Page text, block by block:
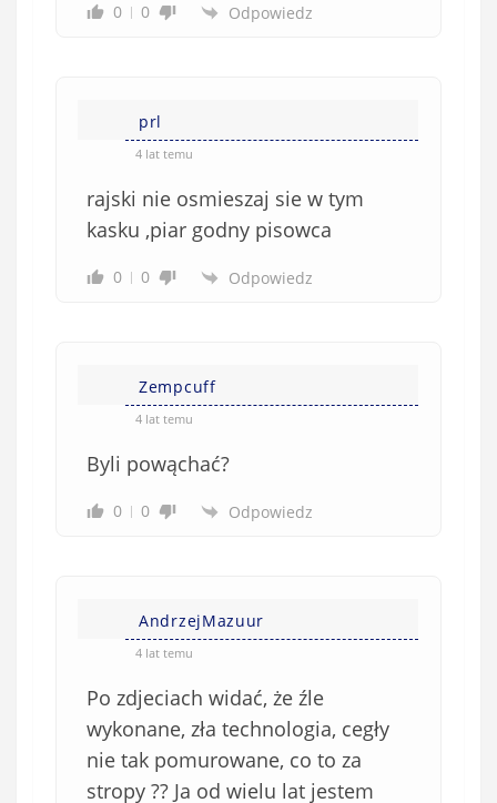
0 0 Odpowiedz
prl
4 lat temu
rajski nie osmieszaj sie w tym
kasku ,piar godny pisowca
0 0 Odpowiedz
Zempcuff
4 lat temu
Byli powąchać?
0 0 Odpowiedz
AndrzejMazuur
4 lat temu
Po zdjeciach widać, że źle
wykonane, zła technologia, cegły
nie tak pomurowane, co to za
stropy ?? Ja od wielu lat jestem